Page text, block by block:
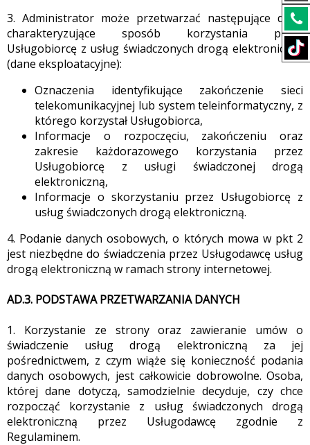
3. Administrator może przetwarzać następujące dane
charakteryzujące sposób korzystania przez
Usługobiorcę z usług świadczonych drogą elektroniczną
(dane eksploatacyjne):
Oznaczenia identyfikujące zakończenie sieci
telekomunikacyjnej lub system teleinformatyczny, z
którego korzystał Usługobiorca,
Informacje o rozpoczęciu, zakończeniu oraz
zakresie każdorazowego korzystania przez
Usługobiorcę z usługi świadczonej drogą
elektroniczną,
Informacje o skorzystaniu przez Usługobiorcę z
usług świadczonych drogą elektroniczną.
4. Podanie danych osobowych, o których mowa w pkt 2
jest niezbędne do świadczenia przez Usługodawcę usług
drogą elektroniczną w ramach strony internetowej.
AD.3. PODSTAWA PRZETWARZANIA DANYCH
1. Korzystanie ze strony oraz zawieranie umów o
świadczenie usług drogą elektroniczną za jej
pośrednictwem, z czym wiąże się konieczność podania
danych osobowych, jest całkowicie dobrowolne. Osoba,
której dane dotyczą, samodzielnie decyduje, czy chce
rozpocząć korzystanie z usług świadczonych drogą
elektroniczną przez Usługodawcę zgodnie z
Regulaminem.